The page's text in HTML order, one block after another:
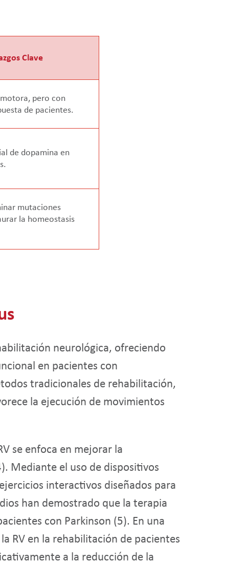
Clave
pero con
de pacientes.
de dopamina en
mutaciones
la homeostasis
neurológica, ofreciendo
en pacientes con
tradicionales de rehabilitación,
la ejecución de movimientos
se enfoca en mejorar la
Mediante el uso de dispositivos
interactivos diseñados para
han demostrado que la terapia
con Parkinson (5). En una
RV en la rehabilitación de pacientes
a la reducción de la